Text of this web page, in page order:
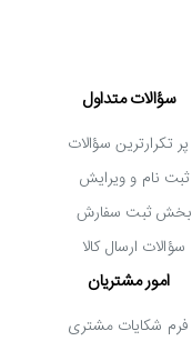
سؤالات متداول
پر تکرارترین سؤالات
ثبت نام و ویرایش
بخش ثبت سفارش
سؤالات ارسال کالا
امور مشتریان
فرم شکایات مشتری